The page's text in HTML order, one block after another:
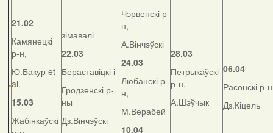
21.02
Камянецкі
р-н,
Ю.Бакур et
al.
15.03
Жабінкаўскі
зімавалі
22.03
Бераставіцкі і
Гродзенскі р-
ны
Дз.Вінчэўскі
Чэрвенскі р-
н,
А.Вінчэўскі
24.03
Любанскі р-
н,
М.Верабей
10.04
28.03
Петрыкаўскі
р-н,
А.Шэўчык
06.04
Расонскі р-
Дз.Кіцель